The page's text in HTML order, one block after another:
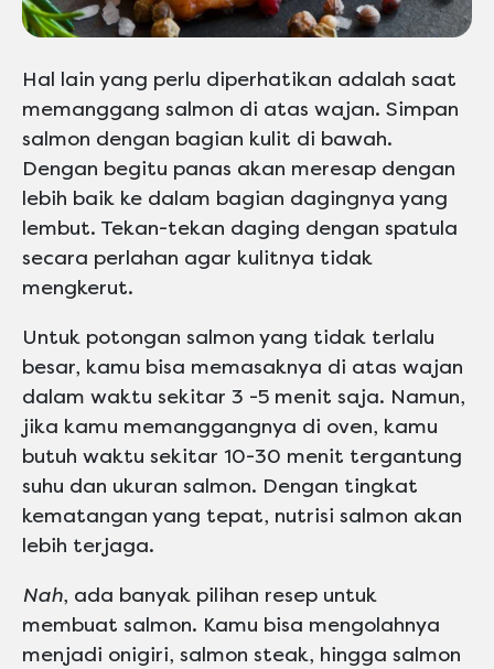
Hal lain yang perlu diperhatikan adalah saat
memanggang salmon di atas wajan. Simpan
salmon dengan bagian kulit di bawah.
Dengan begitu panas akan meresap dengan
lebih baik ke dalam bagian dagingnya yang
lembut. Tekan-tekan daging dengan spatula
secara perlahan agar kulitnya tidak
mengkerut.
Untuk potongan salmon yang tidak terlalu
besar, kamu bisa memasaknya di atas wajan
dalam waktu sekitar 3 -5 menit saja. Namun,
jika kamu memanggangnya di oven, kamu
butuh waktu sekitar 10-30 menit tergantung
suhu dan ukuran salmon. Dengan tingkat
kematangan yang tepat, nutrisi salmon akan
lebih terjaga.
Nah, ada banyak pilihan resep untuk
membuat salmon. Kamu bisa mengolahnya
menjadi onigiri, salmon steak, hingga salmon